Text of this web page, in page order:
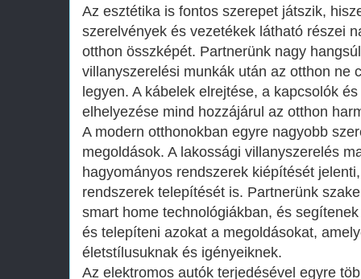
Az esztétika is fontos szerepet játszik,
szerelvények és vezetékek látható részei
otthon összképét. Partnerünk nagy
villanyszerelési munkák után az otthon ne
legyen. A kábelek elrejtése, a kapcsolók
elhelyezése mind hozzájárul az otthon
A modern otthonokban egyre nagyobb
megoldások. A lakossági villanyszerelés
hagyományos rendszerek kiépítését
rendszerek telepítését is. Partnerünk
smart home technológiákban, és
és telepíteni azokat a megoldásokat,
életstílusuknak és igényeiknek.
Az elektromos autók terjedésével egyre